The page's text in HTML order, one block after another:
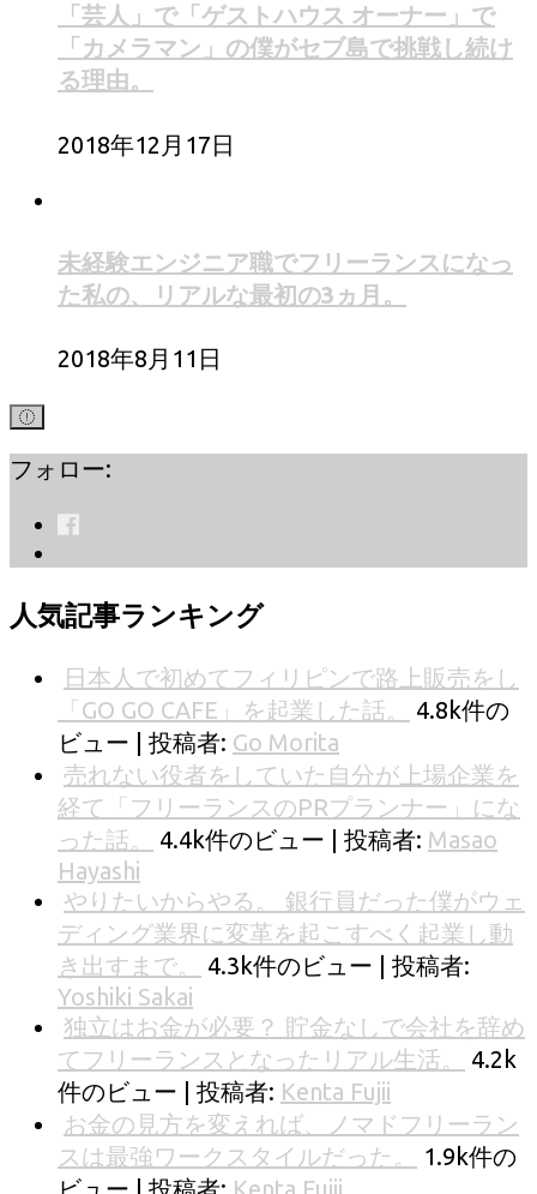
「芸人」で「ゲストハウス オーナー」で
「カメラマン」の僕がセブ島で挑戦し続け
る理由。
2018年12月17日
未経験エンジニア職でフリーランスになっ
た私の、リアルな最初の3ヵ月。
2018年8月11日
フォロー:
人気記事ランキング
日本人で初めてフィリピンで路上販売をし
「GO GO CAFE」を起業した話。
4.8k件の
ビュー
投稿者: Go Morita
売れない役者をしていた自分が上場企業を
経て「フリーランスのPRプランナー」にな
った話。
4.4k件のビュー 投稿者: Masao
Hayashi
やりたいからやる。 銀行員だった僕がウェ
ディング業界に変革を起こすべく起業し動
き出すまで。
4.3k件のビュー
投稿者:
Yoshiki Sakai
独立はお金が必要？ 貯金なしで会社を辞め
てフリーランスとなったリアル生活。
4.2k
件のビュー
投稿者: Kenta Fujii
お金の見方を変えれば、ノマドフリーラン
スは最強ワークスタイルだった。
1.9k件の